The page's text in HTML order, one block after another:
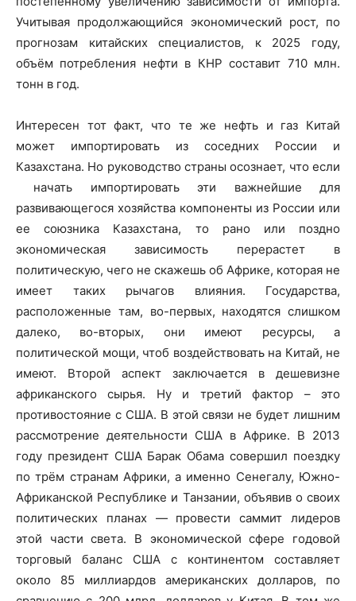
Учитывая продолжающийся экономический рост, по
прогнозам китайских специалистов, к 2025 году,
объём потребления нефти в КНР составит 710 млн.
тонн в год.
Интересен тот факт, что те же нефть и газ Китай
может импортировать из соседних России и
Казахстана. Но руководство страны осознает, что если
начать импортировать эти важнейшие для
развивающегося хозяйства компоненты из России или
ее союзника Казахстана, то рано или поздно
экономическая зависимость перерастет в
политическую, чего не скажешь об Африке, которая не
имеет таких рычагов влияния. Государства,
расположенные там, во-первых, находятся слишком
далеко, во-вторых, они имеют ресурсы, а
политической мощи, чтоб воздействовать на Китай, не
имеют. Второй аспект заключается в дешевизне
африканского сырья. Ну и третий фактор – это
противостояние с США. В этой связи не будет лишним
рассмотрение деятельности США в Африке. В 2013
году президент США Барак Обама совершил поездку
по трём странам Африки, а именно Сенегалу, Южно-
Африканской Республике и Танзании, объявив о своих
политических планах — провести саммит лидеров
этой части света. В экономической сфере годовой
торговый баланс США с континентом составляет
около 85 миллиардов американских долларов, по